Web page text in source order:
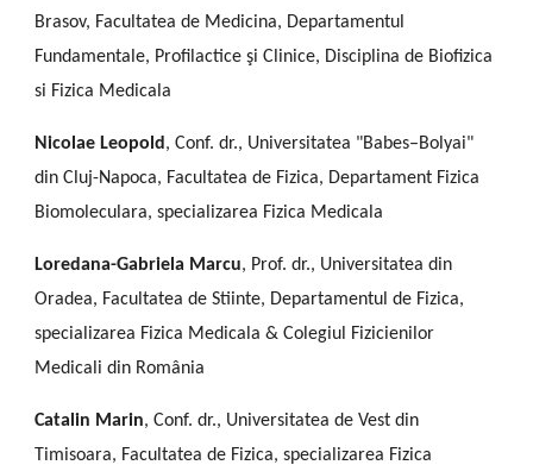
Brasov, Facultatea de Medicina, Departamentul
Fundamentale, Profilactice şi Clinice, Disciplina de Biofizica
si Fizica Medicala
Nicolae Leopold , Conf. dr., Universitatea "Babes–Bolyai"
din Cluj-Napoca, Facultatea de Fizica, Departament Fizica
Biomoleculara, specializarea Fizica Medicala
Loredana-Gabriela Marcu, Prof. dr., Universitatea din
Oradea, Facultatea de Stiinte, Departamentul de Fizica,
specializarea Fizica Medicala & Colegiul Fizicienilor
Medicali din România
Catalin Marin, Conf. dr., Universitatea de Vest din
Timisoara, Facultatea de Fizica, specializarea Fizica